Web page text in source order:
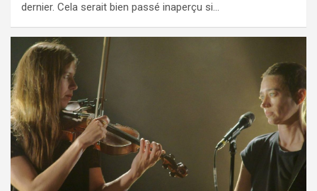
dernier. Cela serait bien passé inaperçu si…